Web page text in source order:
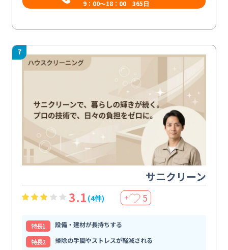
9：00～18：00 365日
7
サニクリーン
3.1 (4件) ＋ 5
特⻑1
設備・建材が長持ちする
特⻑2
掃除の手間やストレスが軽減される